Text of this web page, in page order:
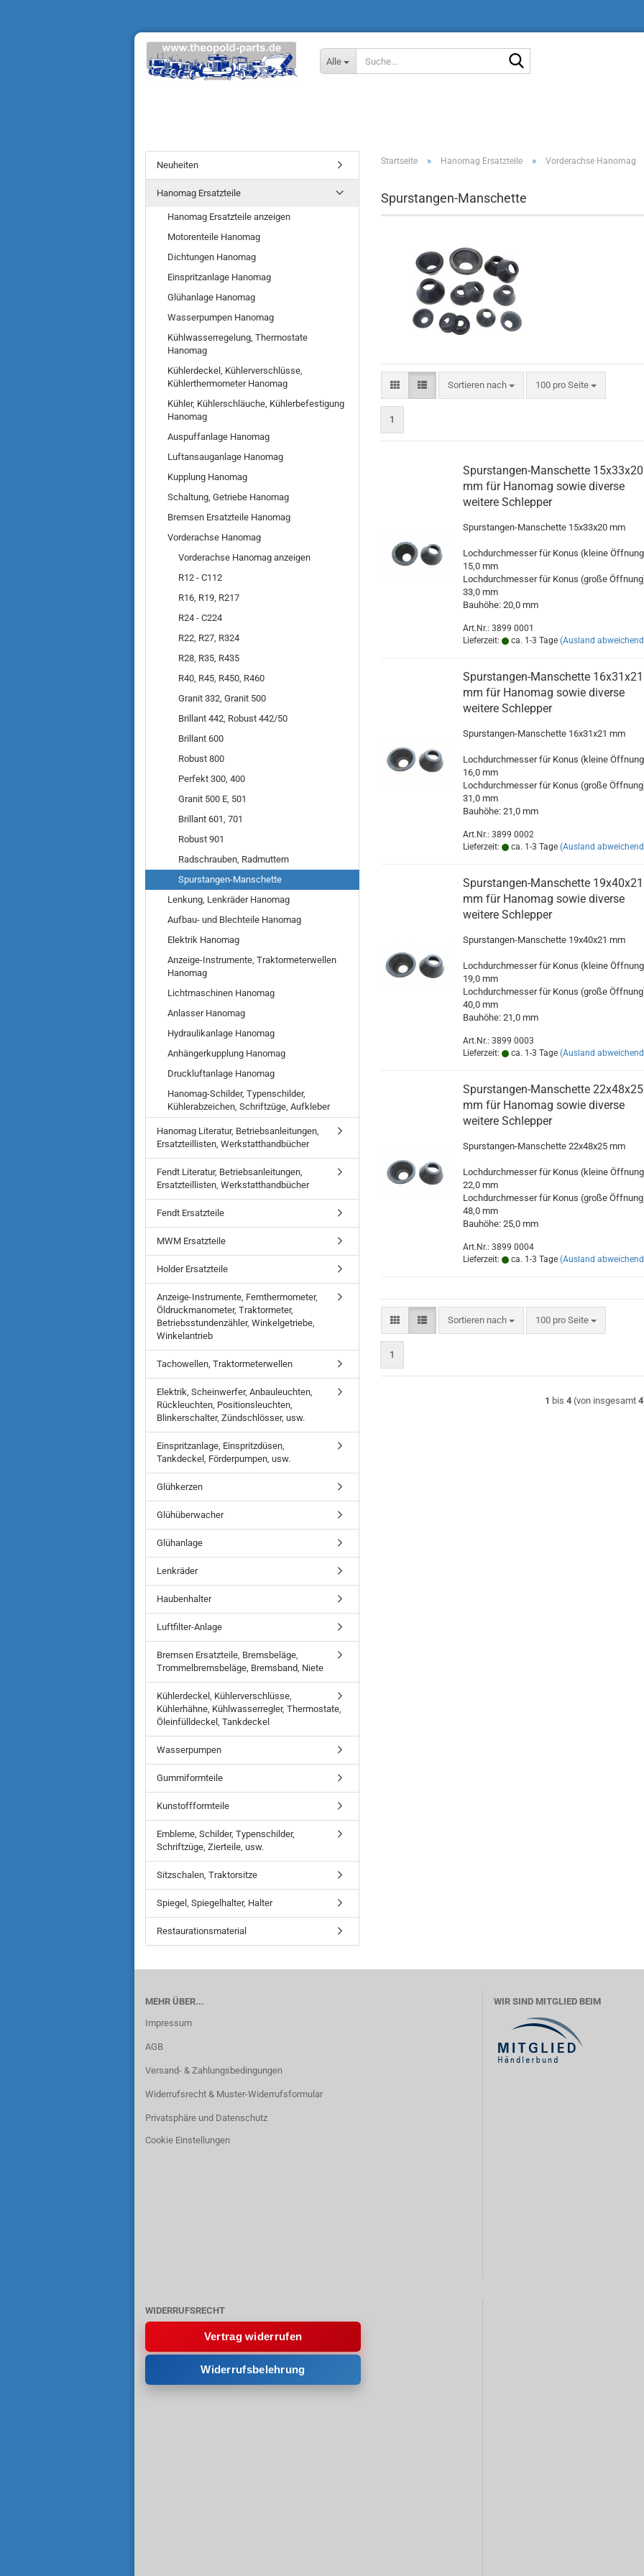
Alle
Startseite » Hanomag Ersatzteile » Vorderachse Hanomag
Spurstangen-Manschette
Sortieren nach
Sortieren nach 100 pro Seite
pro Seite
1
Spurstangen-Manschette 15x33x20
mm für Hanomag sowie diverse
weitere Schlepper
Spurstangen-Manschette 15x33x20 mm
Lochdurchmesser für Konus (kleine
15,0 mm
Lochdurchmesser für Konus (große
33,0 mm
Bauhöhe: 20,0 mm
Art.Nr.: 3899 0001
Lieferzeit:
ca. 1-3 Tage (Ausland
Spurstangen-Manschette 16x31x21
mm für Hanomag sowie diverse
weitere Schlepper
Spurstangen-Manschette 16x31x21 mm
Lochdurchmesser für Konus (kleine
16,0 mm
Lochdurchmesser für Konus (große
31,0 mm
Bauhöhe: 21,0 mm
Art.Nr.: 3899 0002
Lieferzeit:
ca. 1-3 Tage (Ausland
Spurstangen-Manschette 19x40x21
mm für Hanomag sowie diverse
weitere Schlepper
Spurstangen-Manschette 19x40x21 mm
Lochdurchmesser für Konus (kleine
19,0 mm
Lochdurchmesser für Konus (große
40,0 mm
Bauhöhe: 21,0 mm
Art.Nr.: 3899 0003
Lieferzeit:
ca. 1-3 Tage (Ausland
Spurstangen-Manschette 22x48x25
mm für Hanomag sowie diverse
weitere Schlepper
Spurstangen-Manschette 22x48x25 mm
Lochdurchmesser für Konus (kleine
22,0 mm
Lochdurchmesser für Konus (große
48,0 mm
Bauhöhe: 25,0 mm
Art.Nr.: 3899 0004
Lieferzeit:
ca. 1-3 Tage (Ausland
Sortieren nach
Sortieren nach 100 pro Seite
pro Seite
1
1 bis 4(von insgesamt 4
Neuheiten
Hanomag Ersatzteile
Hanomag Ersatzteile anzeigen
Motorenteile Hanomag
Dichtungen Hanomag
Einspritzanlage Hanomag
Glühanlage Hanomag
Wasserpumpen Hanomag
Kühlwasserregelung, Thermostate
Hanomag
Kühlerdeckel, Kühlerverschlüsse,
Kühlerthermometer Hanomag
Kühler, Kühlerschläuche, Kühlerbefestigung
Hanomag
Auspuffanlage Hanomag
Luftansauganlage Hanomag
Kupplung Hanomag
Schaltung, Getriebe Hanomag
Bremsen Ersatzteile Hanomag
Vorderachse Hanomag
Vorderachse Hanomag anzeigen
R12 - C112
R16, R19, R217
R24 - C224
R22, R27, R324
R28, R35, R435
R40, R45, R450, R460
Granit 332, Granit 500
Brillant 442, Robust 442/50
Brillant 600
Robust 800
Perfekt 300, 400
Granit 500 E, 501
Brillant 601, 701
Robust 901
Radschrauben, Radmuttern
Spurstangen-Manschette
Lenkung, Lenkräder Hanomag
Aufbau- und Blechteile Hanomag
Elektrik Hanomag
Anzeige-Instrumente, Traktormeterwellen
Hanomag
Lichtmaschinen Hanomag
Anlasser Hanomag
Hydraulikanlage Hanomag
Anhängerkupplung Hanomag
Druckluftanlage Hanomag
Hanomag-Schilder, Typenschilder,
Kühlerabzeichen, Schriftzüge, Aufkleber
Hanomag Literatur, Betriebsanleitungen,
Ersatzteillisten, Werkstatthandbücher
Fendt Literatur, Betriebsanleitungen,
Ersatzteillisten, Werkstatthandbücher
Fendt Ersatzteile
MWM Ersatzteile
Holder Ersatzteile
Anzeige-Instrumente, Fernthermometer,
Öldruckmanometer, Traktormeter,
Betriebsstundenzähler, Winkelgetriebe,
Winkelantrieb
Tachowellen, Traktormeterwellen
Elektrik, Scheinwerfer, Anbauleuchten,
Rückleuchten, Positionsleuchten,
Blinkerschalter, Zündschlösser, usw.
Einspritzanlage, Einspritzdüsen,
Tankdeckel, Förderpumpen, usw.
Glühkerzen
Glühüberwacher
Glühanlage
Lenkräder
Haubenhalter
Luftfilter-Anlage
Bremsen Ersatzteile, Bremsbeläge,
Trommelbremsbeläge, Bremsband, Niete
Kühlerdeckel, Kühlerverschlüsse,
Kühlerhähne, Kühlwasserregler, Thermostate,
Öleinfülldeckel, Tankdeckel
Wasserpumpen
Gummiformteile
Kunstoffformteile
Embleme, Schilder, Typenschilder,
Schriftzüge, Zierteile, usw.
Sitzschalen, Traktorsitze
Spiegel, Spiegelhalter, Halter
Restaurationsmaterial
MEHR ÜBER...
Impressum
AGB
Versand- & Zahlungsbedingungen
Widerrufsrecht & Muster-Widerrufsformular
Privatsphäre und Datenschutz
Cookie Einstellungen
WIR SIND MITGLIED BEIM
WIDERRUFSRECHT
Vertrag widerrufen
Widerrufsbelehrung